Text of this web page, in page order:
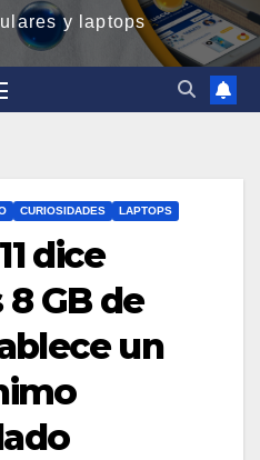
y laptops
CURIOSIDADES LAPTOPS
dice
GB de
un